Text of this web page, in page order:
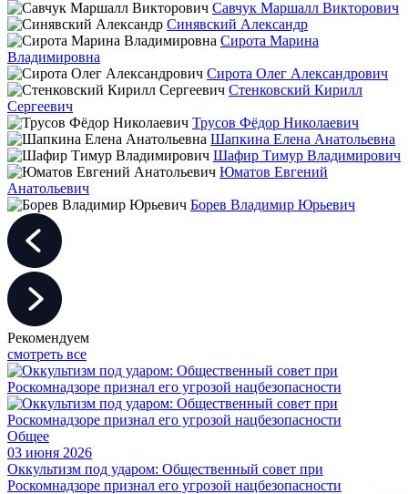
Савчук Маршалл Викторович
Синявский Александр
Сирота Марина
Владимировна
Сирота Олег Александрович
Стенковский Кирилл
Сергеевич
Трусов Фёдор Николаевич
Шапкина Елена Анатольевна
Шафир Тимур Владимирович
Юматов Евгений
Анатольевич
Борев Владимир Юрьевич
Рекомендуем
смотреть все
Общее
03 июня 2026
Оккультизм под ударом: Общественный совет при
Роскомнадзоре признал его угрозой нацбезопасности